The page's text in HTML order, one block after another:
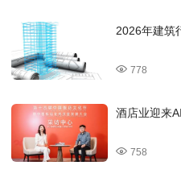
2026年建筑
778
酒店业迎来
758